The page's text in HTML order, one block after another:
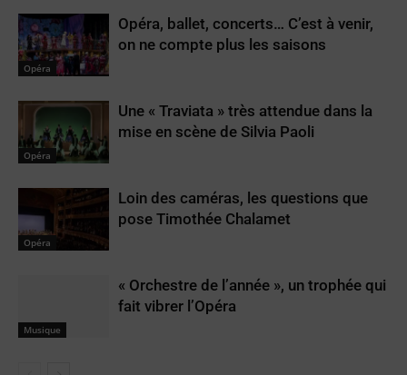
Opéra
Opéra, ballet, concerts… C’est à venir,
on ne compte plus les saisons
Opéra
Une « Traviata » très attendue dans la
mise en scène de Silvia Paoli
Opéra
Loin des caméras, les questions que
pose Timothée Chalamet
Musique
« Orchestre de l’année », un trophée qui
fait vibrer l’Opéra